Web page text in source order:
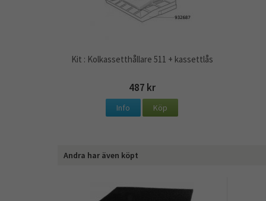
Kit : Kolkassetthållare 511 + kassettlås
487 kr
Info Köp
Andra har även köpt